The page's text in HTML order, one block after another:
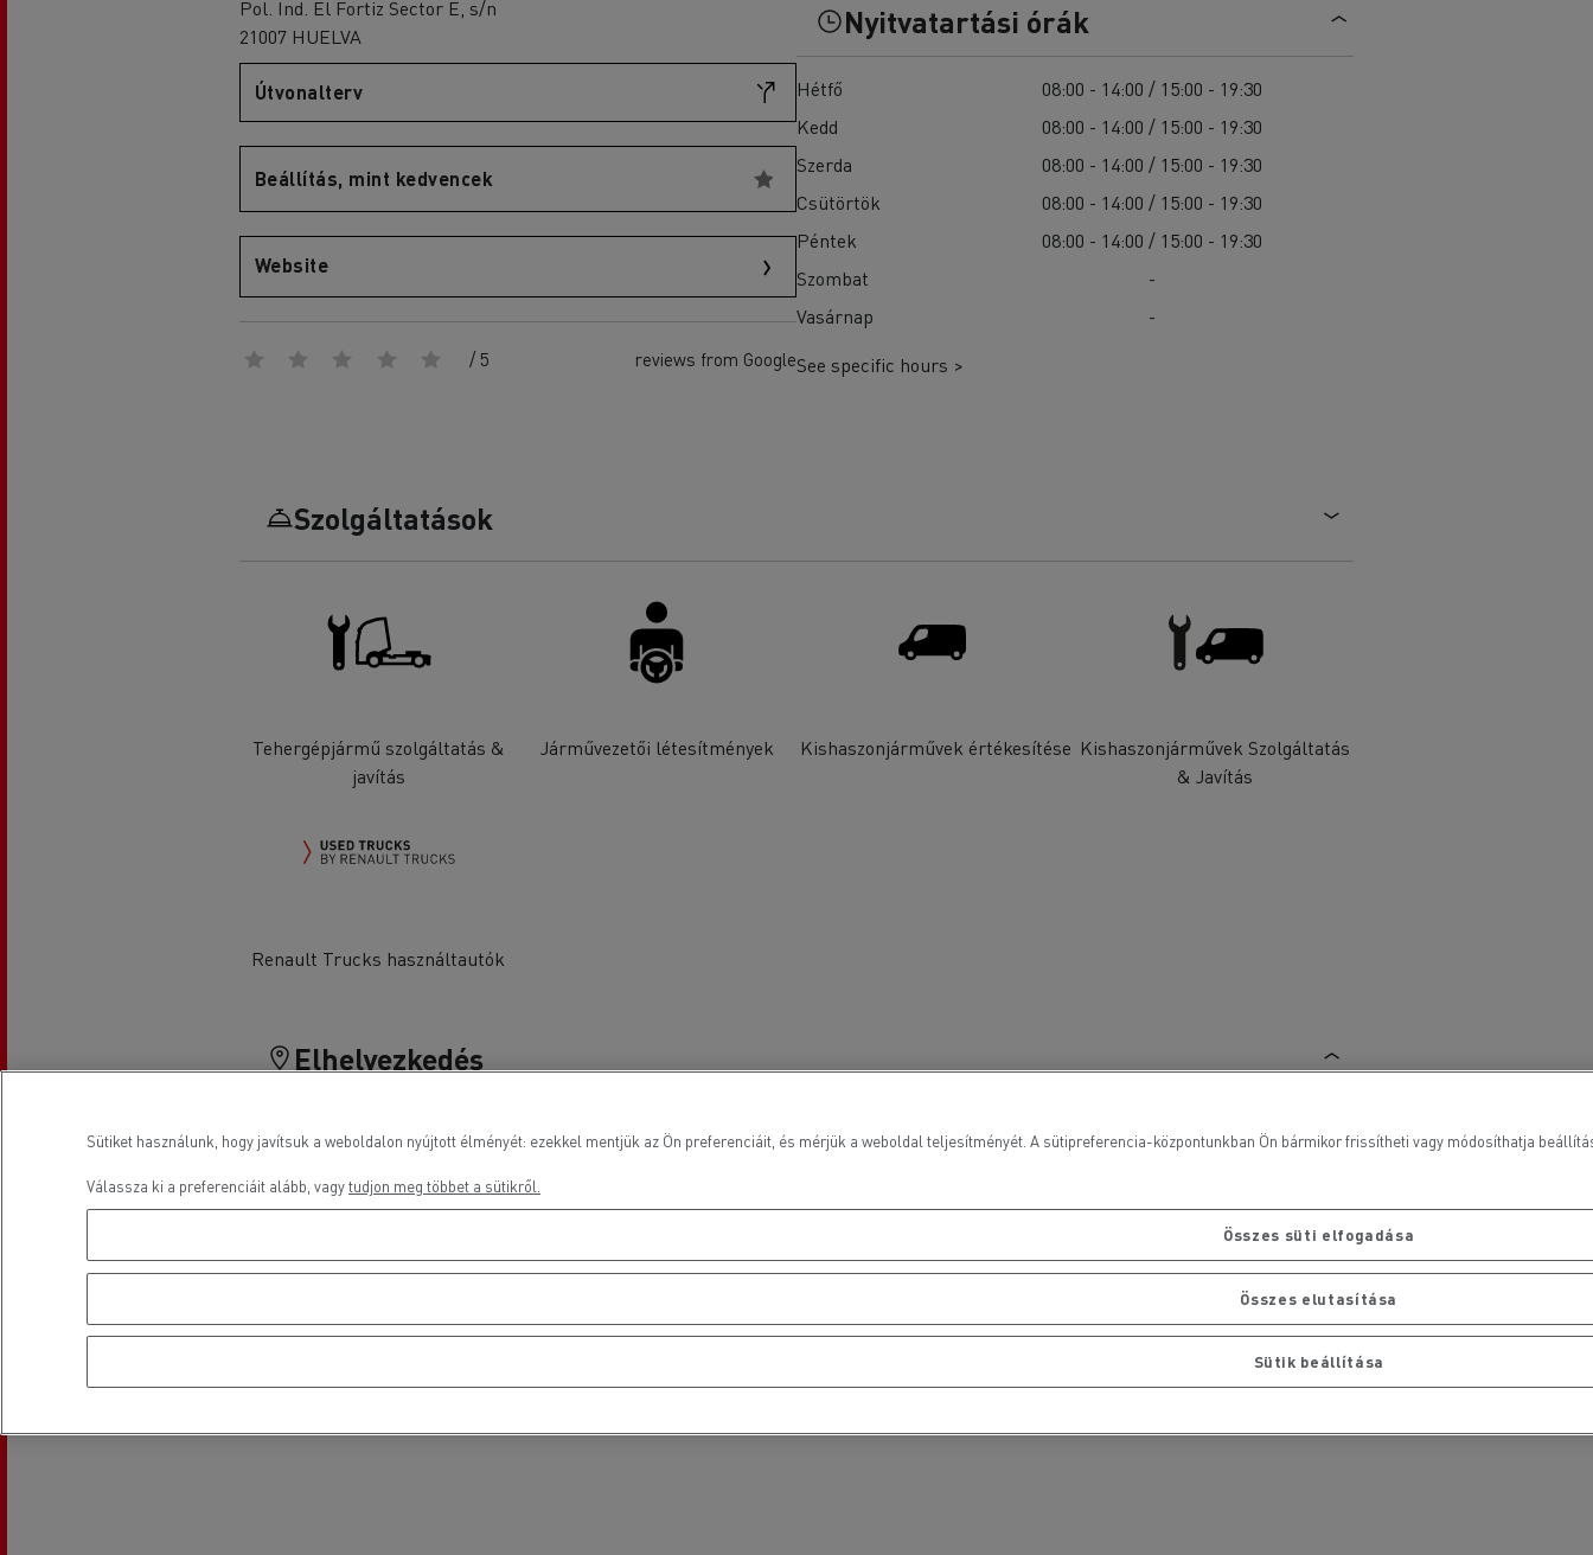
Hulladékszállítás
Az Ön szállításaihoz
teherautók akkumulátorainak?
Feldschlösschen - Carlsberg
Guerlain
T X-Port
T Robust
Ellenőrizze a rendelkezésre álló teherautókat a
Használt teherautók weboldalán
Pol. Ind. El Fortiz Sector E, s/n
21007 HUELVA
Útvonalterv
Beállítás, mint kedvencek
Website
/ 5 reviews from Google
Nyitvatartási órák
Hétfő
08:00 - 14:00 / 15:00 - 19:30
Kedd
08:00 - 14:00 / 15:00 - 19:30
Szerda
08:00 - 14:00 / 15:00 - 19:30
Csütörtök
08:00 - 14:00 / 15:00 - 19:30
Péntek
08:00 - 14:00 / 15:00 - 19:30
Szombat
-
Vasárnap
-
See specific hours >
Szolgáltatások
Tehergépjármű szolgáltatás &
javítás
Járművezetői létesítmények Kishaszonjárművek értékesítése Kishaszonjárművek Szolgáltatás
& Javítás
Renault Trucks használtautók
Elhelyezkedés
Sütiket használunk, hogy javítsuk a weboldalon nyújtott élményét: ezekkel mentjük az Ön preferenciáit, és mérjük a weboldal teljesítményét. A sütipreferencia-központunkban Ön bármikor frissítheti vagy módosíthatja
Válassza ki a preferenciáit alább, vagytudjon meg többet a sütikről.
Összes süti elfogadása
Összes elutasítása
Sütik beállítása